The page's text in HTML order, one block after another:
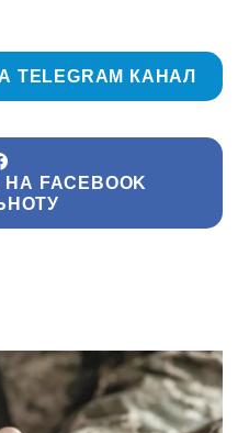
TELEGRAM КАНАЛ
FACEBOOK